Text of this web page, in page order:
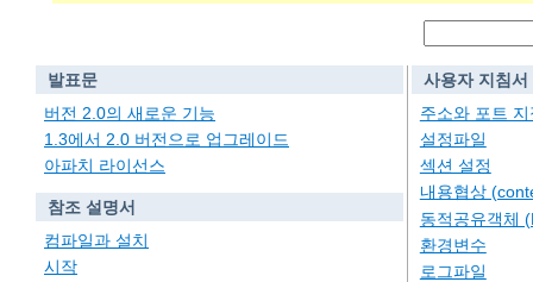
발표문
버전 2.0의 새로운 기능
1.3에서 2.0 버전으로 업그레이드
아파치 라이선스
참조 설명서
컴파일과 설치
시작
사용자 지침서
주소와 포트 지
설정파일
섹션 설정
내용협상
동적공유객체
환경변수
로그파일